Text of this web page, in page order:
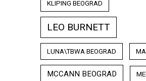
KLIPING BEOGRAD
LEO BURNETT
LUNA\TBWA BEOGRAD
MCCANN BEOGRAD